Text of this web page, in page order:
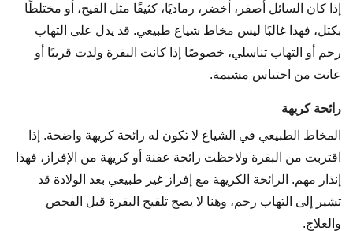
إذا كان السائل أصفر، أخضر، رماديًا، كثيفًا مثل القيح، أو مختلطًا
بكتل، فهذا غالبًا ليس مخاط شياع طبيعي. قد يدل على التهاب
رحم أو التهاب تناسلي، خصوصًا إذا كانت البقرة ولدت قريبًا أو
عانت من احتباس مشيمة.
رائحة كريهة
المخاط الطبيعي في الشياع لا تكون له رائحة كريهة واضحة. إذا
اقتربت من البقرة ولاحظت رائحة عفنة أو كريهة من الإفراز، فهذا
إنذار مهم. الرائحة الكريهة مع إفراز غير طبيعي بعد الولادة قد
تشير إلى التهاب رحم، وهنا لا يصح تلقيح البقرة قبل الفحص
والعلاج.